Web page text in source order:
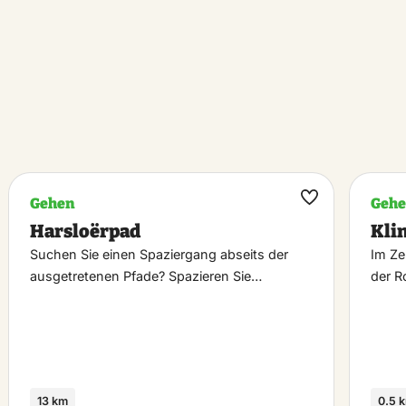
Gehen
Harsloërpad
Suchen Sie einen Spaziergang abseits der
ausgetretenen Pfade? Spazieren Sie…
13 km
Maak
Im
der
0.5